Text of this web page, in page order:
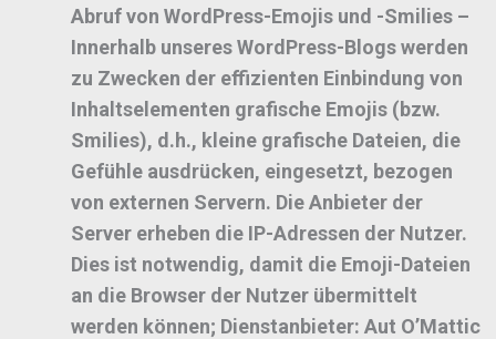
Abruf von WordPress-Emojis und -Smilies –
Innerhalb unseres WordPress-Blogs werden
zu Zwecken der effizienten Einbindung von
Inhaltselementen grafische Emojis (bzw.
Smilies), d.h., kleine grafische Dateien, die
Gefühle ausdrücken, eingesetzt, bezogen
von externen Servern. Die Anbieter der
Server erheben die IP-Adressen der Nutzer.
Dies ist notwendig, damit die Emoji-Dateien
an die Browser der Nutzer übermittelt
werden können; Dienstanbieter: Aut O’Mattic